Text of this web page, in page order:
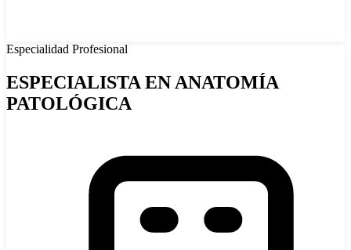
Especialidad Profesional
ESPECIALISTA EN ANATOMÍA
PATOLÓGICA